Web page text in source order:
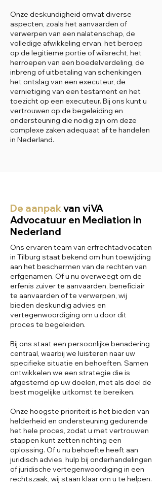
Onze deskundigheid omvat diverse
aspecten, zoals het aanvaarden of
verwerpen van een nalatenschap, de
volledige afwikkeling ervan, het beroep
op de legitieme portie of wilsrecht, het
herroepen van een boedelverdeling, de
inbreng of uitbetaling van schenkingen,
het ontslag van een executeur, de
vernietiging van een testament en het
toezicht op een executeur. Bij ons kunt u
vertrouwen op de begeleiding en
ondersteuning die nodig zijn om deze
complexe zaken adequaat af te handelen
in Nederland.
De aanpakvan viVA
Advocatuur en Mediation in
Nederland
Ons ervaren team van erfrechtadvocaten
in Tilburg staat bekend om hun toewijding
aan het beschermen van de rechten van
erfgenamen. Of u nu overweegt om de
erfenis zuiver te aanvaarden, beneficiair
te aanvaarden of te verwerpen, wij
bieden deskundig advies en
vertegenwoordiging om u door dit
proces te begeleiden.
Bij ons staat een persoonlijke benadering
centraal, waarbij we luisteren naar uw
specifieke situatie en behoeften. Samen
ontwikkelen we een strategie die is
afgestemd op uw doelen, met als doel de
best mogelijke uitkomst te bereiken.
Onze hoogste prioriteit is het bieden van
helderheid en ondersteuning gedurende
het hele proces, zodat u met vertrouwen
stappen kunt zetten richting een
oplossing. Of u nu behoefte heeft aan
juridisch advies, hulp bij onderhandelingen
of juridische vertegenwoordiging in een
rechtszaak, wij staan klaar om u te helpen.